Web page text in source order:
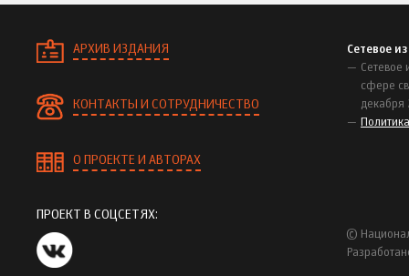
АРХИВ ИЗДАНИЯ
КОНТАКТЫ И СОТРУДНИЧЕСТВО
О ПРОЕКТЕ И АВТОРАХ
Сетевое
Сетевое
сфере
декабря
ПРОЕКТ В СОЦСЕТЯХ:
©